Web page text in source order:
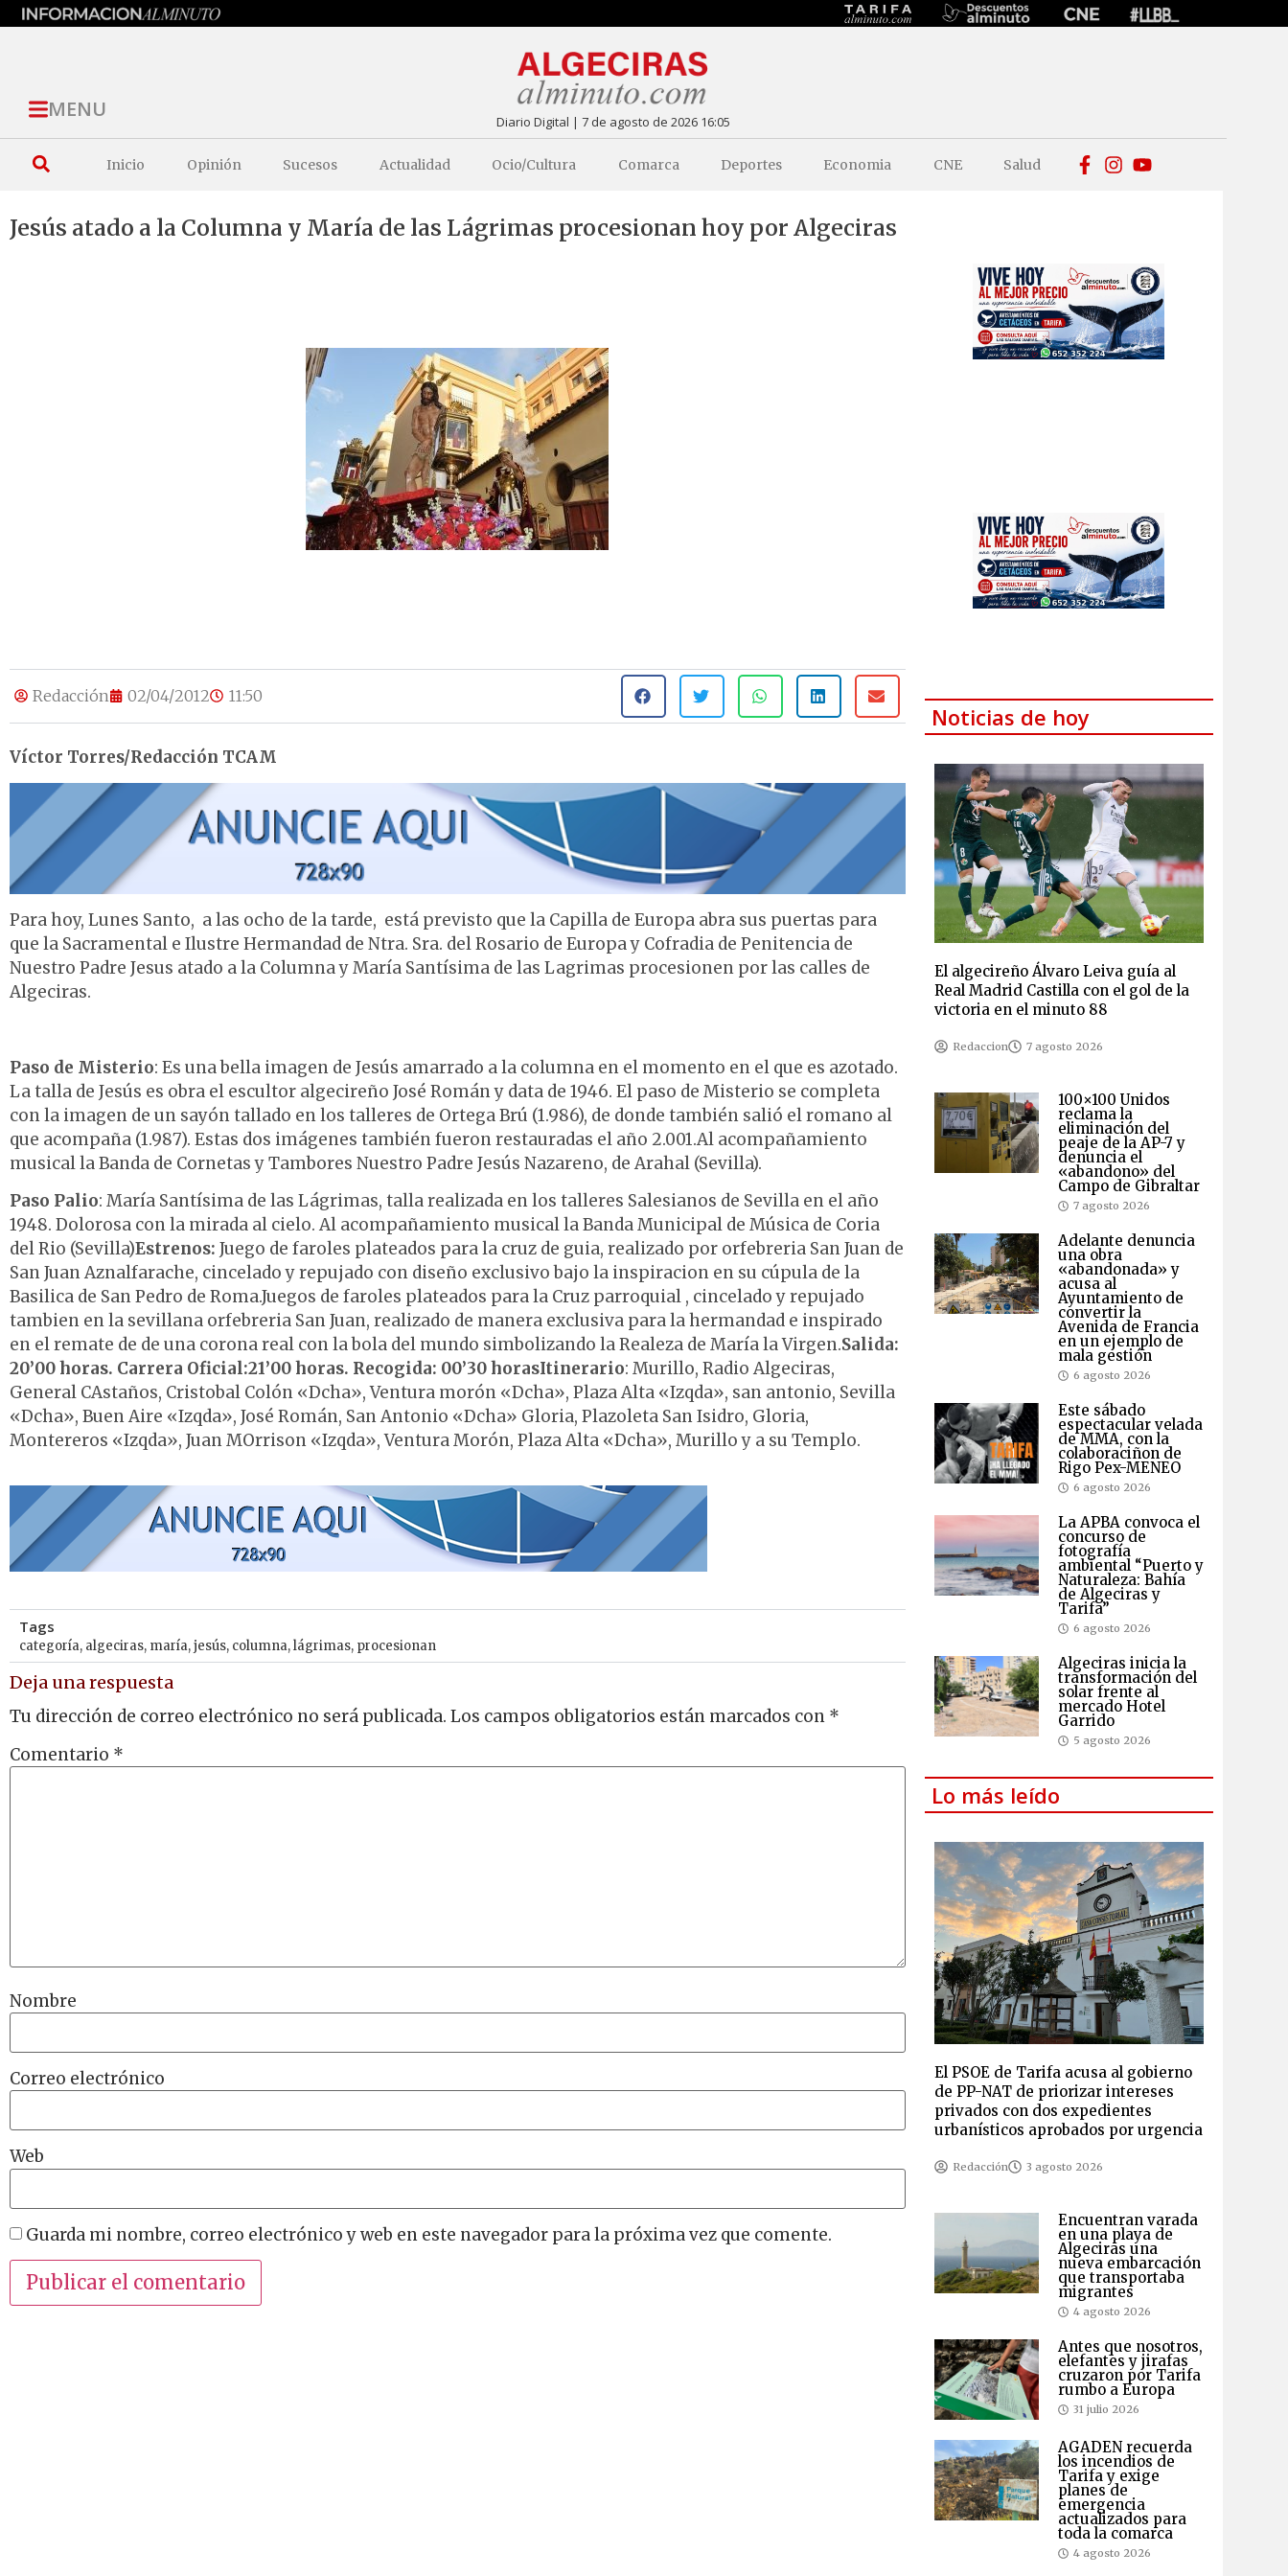
MENU Diario Digital | 7 de agosto de 2026 16:05
Inicio Opinión Sucesos Actualidad Ocio/Cultura Comarca Deportes Economia CNE Salud
Jesús atado a la Columna y María de las Lágrimas procesionan hoy por Algeciras
Redacción 02/04/2012 11:50
Víctor Torres/Redacción TCAM
Para hoy, Lunes Santo, a las ocho de la tarde, está previsto que la Capilla de Europa abra sus puertas para
que la Sacramental e Ilustre Hermandad de Ntra. Sra. del Rosario de Europa y Cofradia de Penitencia de
Nuestro Padre Jesus atado a la Columna y María Santísima de las Lagrimas procesionen por las calles de
Algeciras.
Paso de Misterio: Es una bella imagen de Jesús amarrado a la columna en el momento en el que es azotado.
La talla de Jesús es obra el escultor algecireño José Román y data de 1946. El paso de Misterio se completa
con la imagen de un sayón tallado en los talleres de Ortega Brú (1.986), de donde también salió el romano al
que acompaña (1.987). Estas dos imágenes también fueron restauradas el año 2.001.Al acompañamiento
musical la Banda de Cornetas y Tambores Nuestro Padre Jesús Nazareno, de Arahal (Sevilla).
Paso Palio: María Santísima de las Lágrimas, talla realizada en los talleres Salesianos de Sevilla en el año
1948. Dolorosa con la mirada al cielo. Al acompañamiento musical la Banda Municipal de Música de Coria
del Rio (Sevilla)Estrenos: Juego de faroles plateados para la cruz de guia, realizado por orfebreria San Juan de
San Juan Aznalfarache, cincelado y repujado con diseño exclusivo bajo la inspiracion en su cúpula de la
Basilica de San Pedro de Roma.Juegos de faroles plateados para la Cruz parroquial , cincelado y repujado
tambien en la sevillana orfebreria San Juan, realizado de manera exclusiva para la hermandad e inspirado
en el remate de de una corona real con la bola del mundo simbolizando la Realeza de María la Virgen.Salida:
20’00 horas. Carrera Oficial:21’00 horas. Recogida: 00’30 horasItinerario: Murillo, Radio Algeciras,
General CAstaños, Cristobal Colón «Dcha», Ventura morón «Dcha», Plaza Alta «Izqda», san antonio, Sevilla
«Dcha», Buen Aire «Izqda», José Román, San Antonio «Dcha» Gloria, Plazoleta San Isidro, Gloria,
Montereros «Izqda», Juan MOrrison «Izqda», Ventura Morón, Plaza Alta «Dcha», Murillo y a su Templo.
Tags
categoría, algeciras, maría,jesús, columna,lágrimas, procesionan
Deja una respuesta
Tu dirección de correo electrónico no será publicada. Los campos obligatorios están marcados con *
Comentario *
Nombre
Correo electrónico
Web
Guarda mi nombre, correo electrónico y web en este navegador para la próxima vez que comente.
Noticias de hoy
El algecireño Álvaro Leiva guía al
Real Madrid Castilla con el gol de la
victoria en el minuto 88
Redaccion 7 agosto 2026
100×100 Unidos
reclama la
eliminación del
peaje de la AP-7 y
denuncia el
«abandono» del
Campo de Gibraltar
7 agosto 2026
Adelante denuncia
una obra
«abandonada» y
acusa al
Ayuntamiento de
convertir la
Avenida de Francia
en un ejemplo de
mala gestión
6 agosto 2026
Este sábado
espectacular velada
de MMA, con la
colaboraciñon de
Rigo Pex-MENEO
6 agosto 2026
La APBA convoca el
concurso de
fotografía
ambiental “Puerto y
Naturaleza: Bahía
de Algeciras y
Tarifa”
6 agosto 2026
Algeciras inicia la
transformación del
solar frente al
mercado Hotel
Garrido
5 agosto 2026
Lo más leído
El PSOE de Tarifa acusa al gobierno
de PP-NAT de priorizar intereses
privados con dos expedientes
urbanísticos aprobados por urgencia
Redacción 3 agosto 2026
Encuentran varada
en una playa de
Algeciras una
nueva embarcación
que transportaba
migrantes
4 agosto 2026
Antes que nosotros,
elefantes y jirafas
cruzaron por Tarifa
rumbo a Europa
31 julio 2026
AGADEN recuerda
los incendios de
Tarifa y exige
planes de
emergencia
actualizados para
toda la comarca
4 agosto 2026